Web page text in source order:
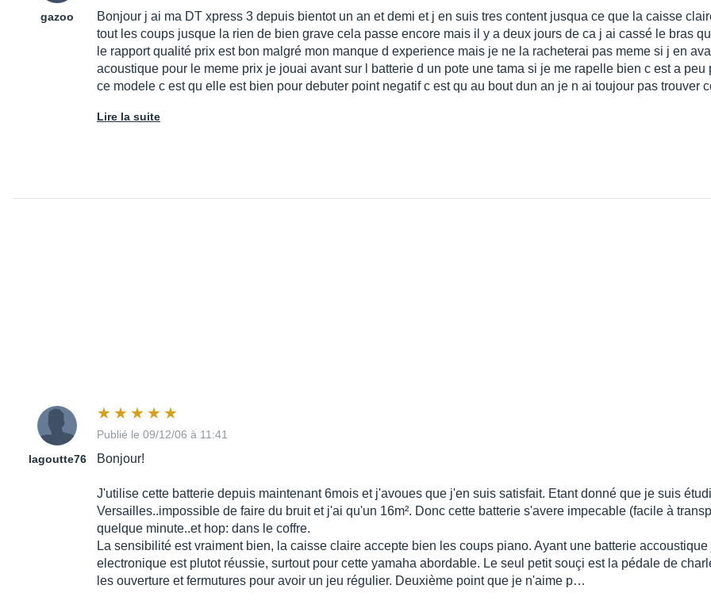
gazoo
Bonjour j ai ma DT xpress 3 depuis bientot un an et demi et j en suis tres content jusqua ce que la caisse
tout les coups jusque la rien de bien grave cela passe encore mais il y a deux jours de ca j ai cassé le bras
le rapport qualité prix est bon malgré mon manque d experience mais je ne la racheterai pas meme si j en
acoustique pour le meme prix je jouai avant sur l batterie d un pote une tama si je me rapelle bien c est a
ce modele c est qu elle est bien pour debuter point negatif c est qu au bout dun an je n ai toujour pas trouver
Lire la suite
lagoutte76
Publié le 09/12/06 à 11:41
Bonjour!
J'utilise cette batterie depuis maintenant 6mois et j'avoues que j'en suis satisfait. Etant donné que je suis
Versailles..impossible de faire du bruit et j'ai qu'un 16m². Donc cette batterie s'avere impecable (facile à
quelque minute..et hop: dans le coffre.
La sensibilité est vraiment bien, la caisse claire accepte bien les coups piano. Ayant une batterie
electronique est plutot réussie, surtout pour cette yamaha abordable. Le seul petit souçi est la pédale de
les ouverture et fermutures pour avoir un jeu régulier. Deuxième point que je n'aime p…